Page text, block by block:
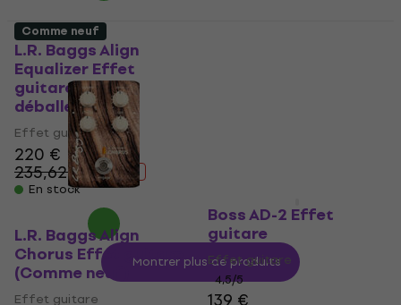
L.R. Baggs Align
Equalizer Effet
guitare (Juste
déballé)
Effet guitare
220 €
235,62 €
- 7 %
En stock
Comme neuf
L.R. Baggs Align
Chorus Effet guitare
(Comme neuf)
Effet guitare
Boss AD-2 Effet
guitare
Effet guitare
4,5/5
Montrer plus de produits